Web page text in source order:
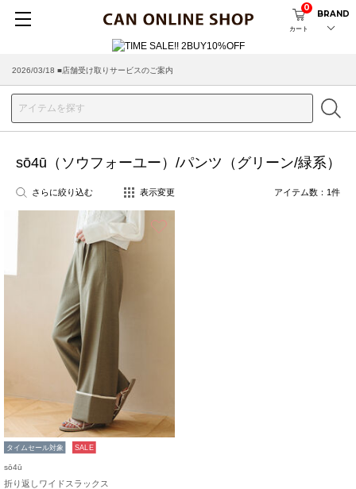
カート
0
BRAND
2026/03/18 ■店舗受け取りサービスのご案内
sō4ū（ソウフォーユー）/パンツ（グリーン/緑系）
さらに絞り込む 表示変更 アイテム数： 1件
タイムセール対象 SALE
sō4ū
折り返しワイドスラックス